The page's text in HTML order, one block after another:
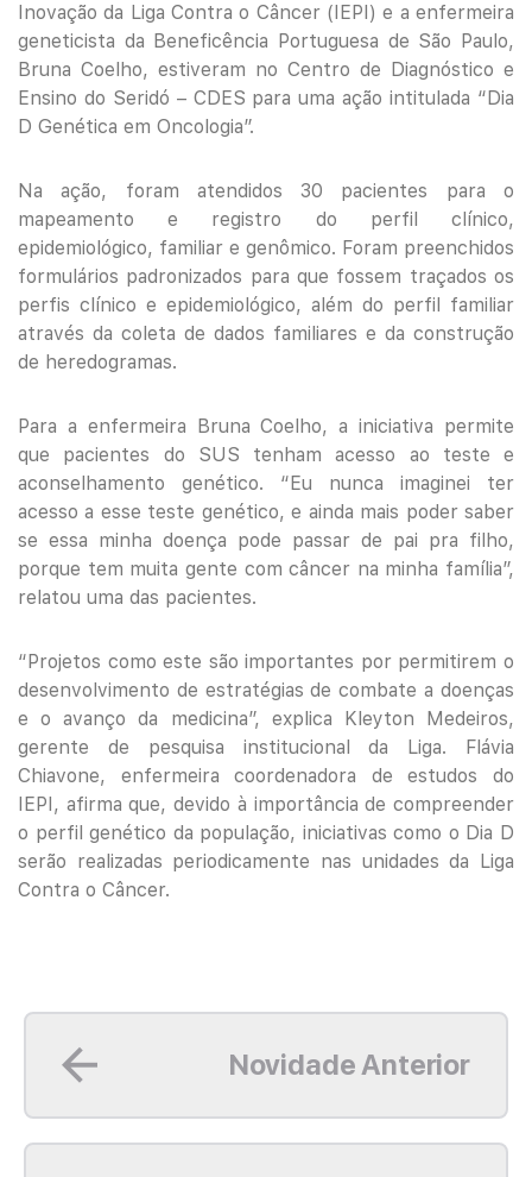
Inovação da Liga Contra o Câncer (IEPI) e a enfermeira
geneticista da Beneficência Portuguesa de São Paulo,
Bruna Coelho, estiveram no Centro de Diagnóstico e
Ensino do Seridó – CDES para uma ação intitulada “Dia
D Genética em Oncologia”.
Na ação, foram atendidos 30 pacientes para o
mapeamento e registro do perfil clínico,
epidemiológico, familiar e genômico. Foram preenchidos
formulários padronizados para que fossem traçados os
perfis clínico e epidemiológico, além do perfil familiar
através da coleta de dados familiares e da construção
de heredogramas.
Para a enfermeira Bruna Coelho, a iniciativa permite
que pacientes do SUS tenham acesso ao teste e
aconselhamento genético. “Eu nunca imaginei ter
acesso a esse teste genético, e ainda mais poder saber
se essa minha doença pode passar de pai pra filho,
porque tem muita gente com câncer na minha família”,
relatou uma das pacientes.
“Projetos como este são importantes por permitirem o
desenvolvimento de estratégias de combate a doenças
e o avanço da medicina”, explica Kleyton Medeiros,
gerente de pesquisa institucional da Liga. Flávia
Chiavone, enfermeira coordenadora de estudos do
IEPI, afirma que, devido à importância de compreender
o perfil genético da população, iniciativas como o Dia D
serão realizadas periodicamente nas unidades da Liga
Contra o Câncer.
Novidade Anterior